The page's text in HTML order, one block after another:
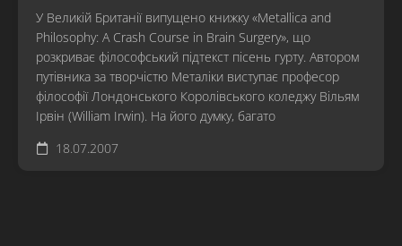
У Великій Британії випущено книжку «Metallica and
Philosophy: A Crash Course in Brain Surgery», що
розкриває філософський підтекст пісень гурту. Автором
путівника за творчістю Металіки виступає професор
філософії Лондонського Королівського коледжу Вільям
Ірвін (William Irwin). На його думку, багато
18.07.2007